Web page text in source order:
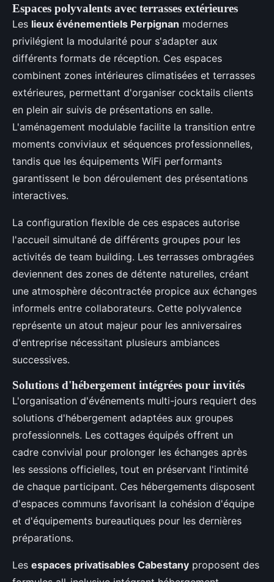
Espaces polyvalents avec terrasses extérieures
Les lieux événementiels Perpignan modernes
privilégient la modularité pour s'adapter aux
différents formats de réception. Ces espaces
combinent zones intérieures climatisées et terrasses
extérieures, permettant d'organiser cocktails clients
en plein air suivis de présentations en salle.
L'aménagement modulable facilite la transition entre
moments conviviaux et séquences professionnelles,
tandis que les équipements WiFi performants
garantissent le bon déroulement des présentations
interactives.
La configuration flexible de ces espaces autorise
l'accueil simultané de différents groupes pour les
activités de team building. Les terrasses ombragées
deviennent des zones de détente naturelles, créant
une atmosphère décontractée propice aux échanges
informels entre collaborateurs. Cette polyvalence
représente un atout majeur pour les anniversaires
d'entreprise nécessitant plusieurs ambiances
successives.
Solutions d'hébergement intégrées pour invités
L'organisation d'événements multi-jours requiert des
solutions d'hébergement adaptées aux groupes
professionnels. Les cottages équipés offrent un
cadre convivial pour prolonger les échanges après
les sessions officielles, tout en préservant l'intimité
de chaque participant. Ces hébergements disposent
d'espaces communs favorisant la cohésion d'équipe
et d'équipements bureautiques pour les dernières
préparations.
Les espaces privatisables Cabestany proposent des